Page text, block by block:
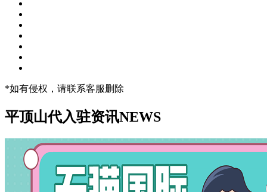
*如有侵权，请联系客服删除
平顶山代入驻资讯NEWS